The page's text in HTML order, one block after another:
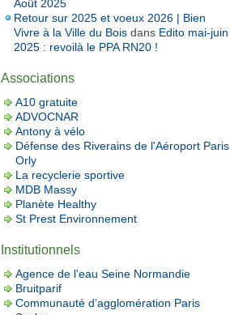
Août 2025
Retour sur 2025 et voeux 2026 | Bien
Vivre à la Ville du Bois dans Edito mai-juin
2025 : revoilà le PPA RN20 !
Associations
A10 gratuite
ADVOCNAR
Antony à vélo
Défense des Riverains de l'Aéroport Paris
Orly
La recyclerie sportive
MDB Massy
Planète Healthy
St Prest Environnement
Institutionnels
Agence de l'eau Seine Normandie
Bruitparif
Communauté d’agglomération Paris